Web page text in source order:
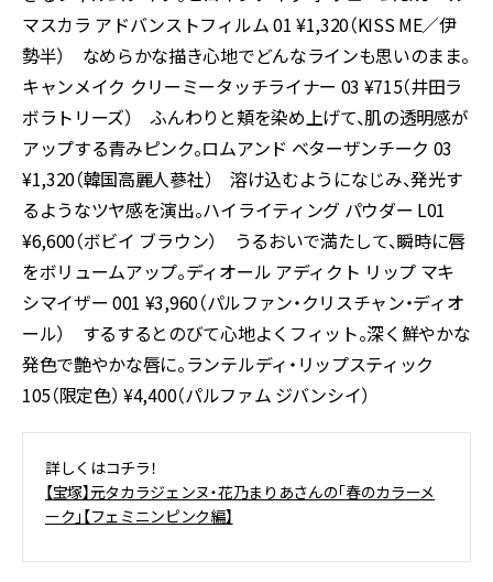
マスカラ アドバンストフィルム 01 ¥1,320（KISS ME／伊
勢半） なめらかな描き心地でどんなラインも思いのまま。
キャンメイク クリーミータッチライナー 03 ¥715（井田ラ
ボラトリーズ） ふんわりと頬を染め上げて、肌の透明感が
アップする青みピンク。ロムアンド ベターザンチーク 03
¥1,320（韓国高麗人蔘社） 溶け込むようになじみ、発光す
るようなツヤ感を演出。ハイライティング パウダー L01
¥6,600（ボビイ ブラウン） うるおいで満たして、瞬時に唇
をボリュームアップ。ディオール アディクト リップ マキ
シマイザー 001 ¥3,960（パルファン・クリスチャン・ディオ
ール） するするとのびて心地よくフィット。深く鮮やかな
発色で艶やかな唇に。ランテルディ・リップスティック
105（限定色） ¥4,400（パルファム ジバンシイ）
詳しくはコチラ！
【宝塚】元タカラジェンヌ・花乃まりあさんの「春のカラーメ
ーク」【フェミニンピンク編】